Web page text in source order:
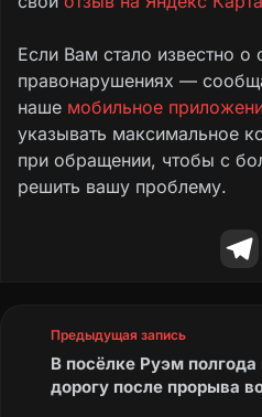
Если Вам стало известно
правонарушениях —
наше мобильное
указывать максимальное
при обращении, чтобы с
решить вашу проблему.
Предыдущая запись
В посёлке Руэм
дорогу после прорыва